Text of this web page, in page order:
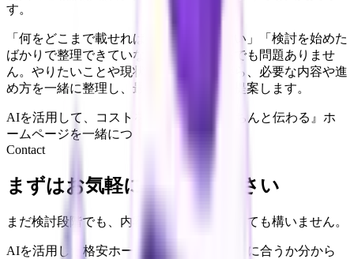
す。
「何をどこまで載せればいいか分からない」「検討を始めた
ばかりで整理できていない」という段階でも問題ありませ
ん。やりたいことや現状をお聞きしながら、必要な内容や進
め方を一緒に整理し、最適なプランをご提案します。
AIを活用して、コストを抑えながら『きちんと伝わる』ホ
ームページを一緒につくります！
Contact
まずはお気軽にご相談ください
まだ検討段階でも、内容が固まっていなくても構いません。
AIを活用した格安ホームページ制作が自社に合うか分から